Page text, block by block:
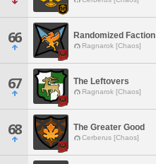
66 Randomized Faction
Ragnarok [Chaos]
67 The Leftovers
Ragnarok [Chaos]
68 The Greater Good
Cerberus [Chaos]